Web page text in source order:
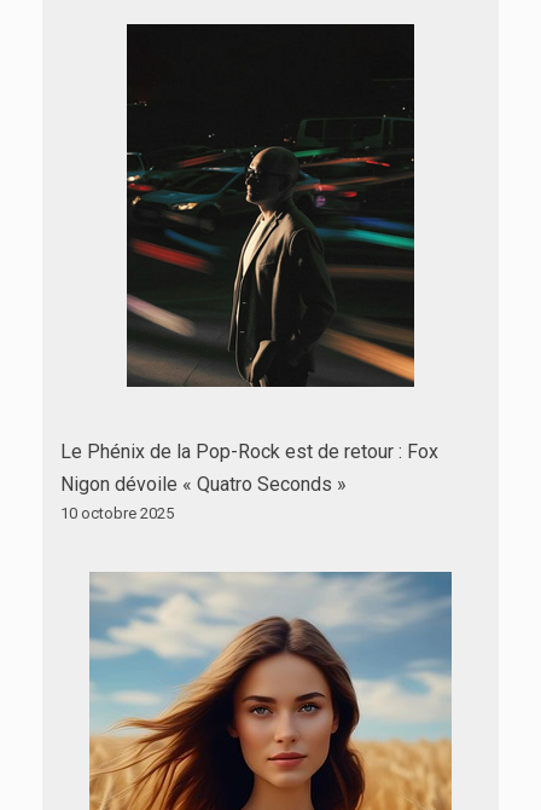
Le Phénix de la Pop-Rock est de retour : Fox
Nigon dévoile « Quatro Seconds »
10 octobre 2025